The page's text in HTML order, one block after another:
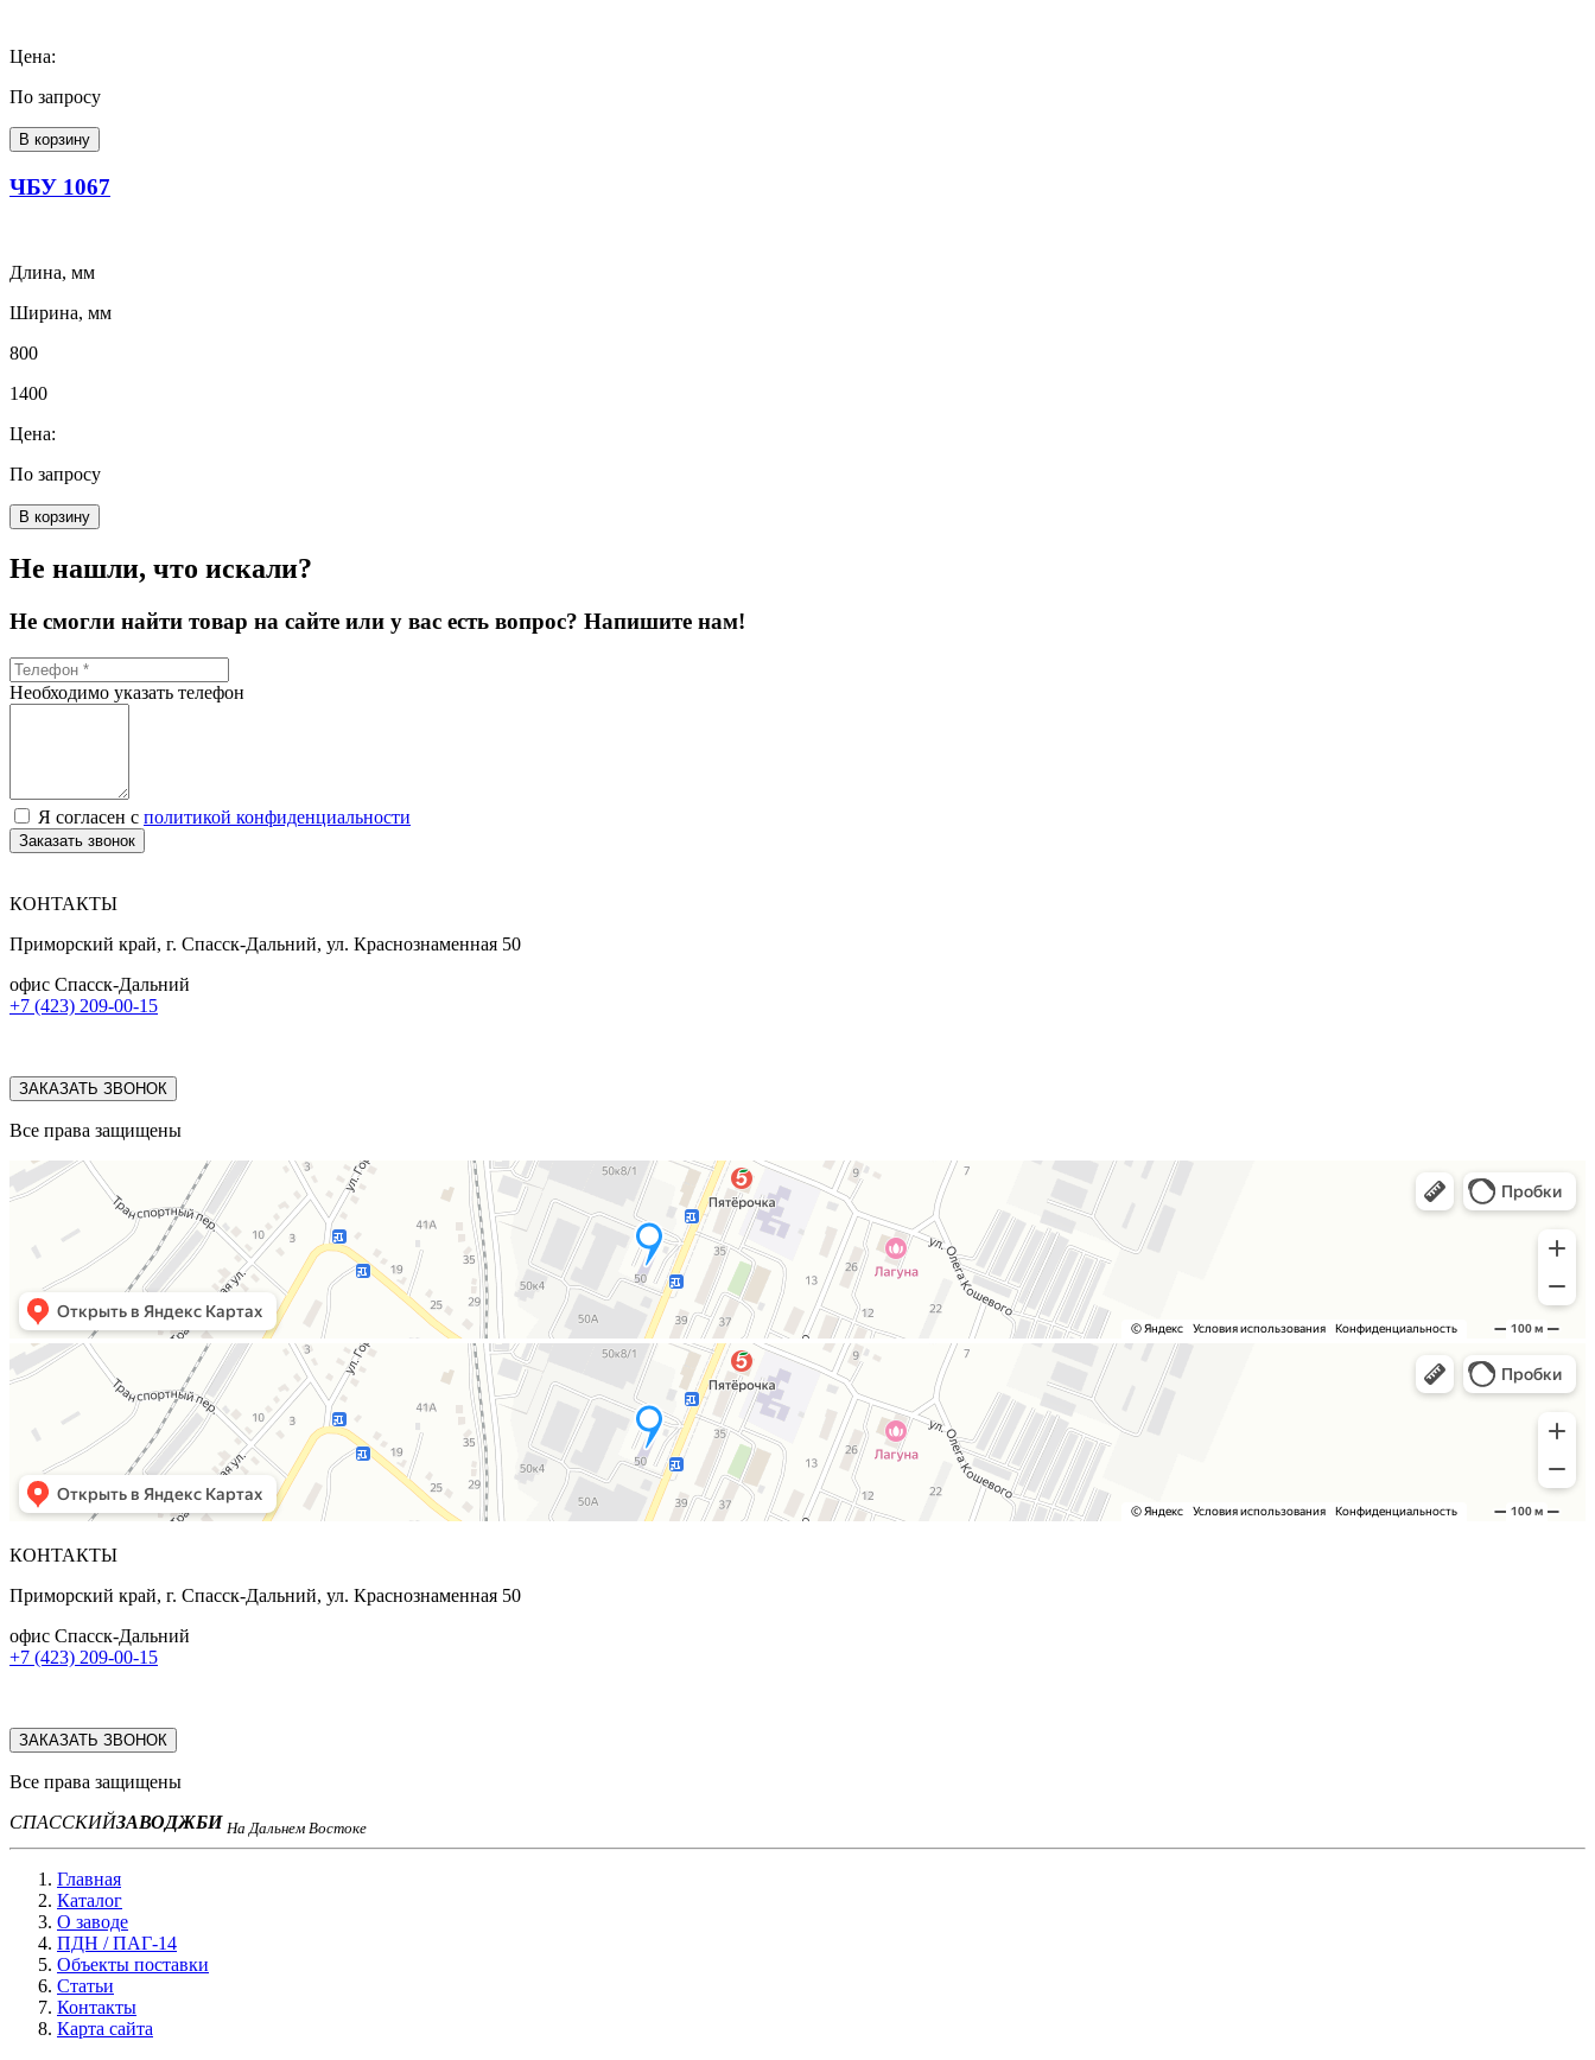
Цена:
По запросу
В корзину
ЧБУ 1067
Длина, мм
Ширина, мм
800
1400
Цена:
По запросу
В корзину
Не нашли, что искали?
Не смогли найти товар на сайте или у вас есть вопрос? Напишите нам!
Необходимо указать телефон
Я согласен с политикой конфиденциальности
Заказать звонок
КОНТАКТЫ
Приморский край, г. Спасск-Дальний, ул. Краснознаменная 50
офис Спасск-Дальний
+7 (423) 209-00-15
ЗАКАЗАТЬ ЗВОНОК
Все права защищены
КОНТАКТЫ
Приморский край, г. Спасск-Дальний, ул. Краснознаменная 50
офис Спасск-Дальний
+7 (423) 209-00-15
ЗАКАЗАТЬ ЗВОНОК
Все права защищены
СПАССКИЙЗАВОДЖБИ На Дальнем Востоке
Главная
Каталог
О заводе
ПДН / ПАГ-14
Объекты поставки
Статьи
Контакты
Карта сайта